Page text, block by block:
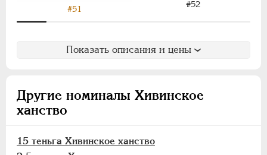
#51 #52
Показать описания и цены
Другие номиналы Хивинское
ханство
15 теньга Хивинское ханство
15 теньга
Хорезмская Республика
Ионийские монеты